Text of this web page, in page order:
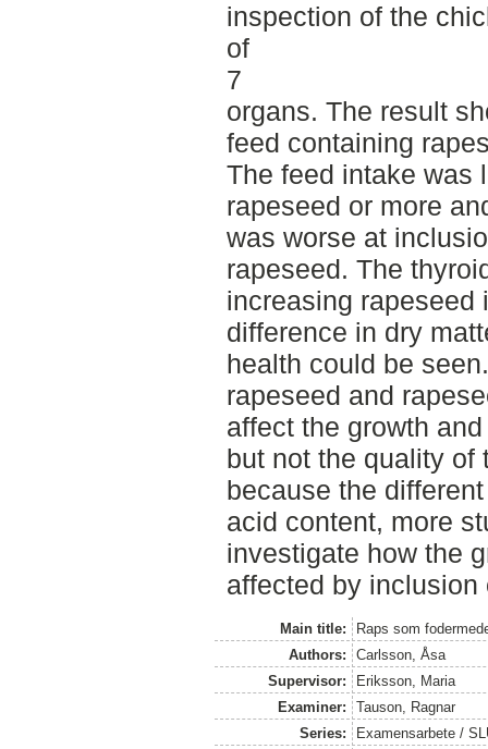
inspection of the
of
7
organs. The result
feed containing
The feed intake was
rapeseed or more
was worse at
rapeseed. The
increasing rapeseed
difference in dry
health could be
rapeseed and
affect the growth
but not the quality of
because the
acid content, more
investigate how the
affected by inclusion
Main title:
Raps som
Authors:
Carlsson, Åsa
Supervisor:
Eriksson, Maria
Examiner:
Tauson, Ragnar
Series:
Examensarbete /